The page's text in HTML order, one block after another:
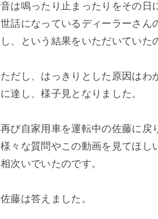
音は鳴ったり止まったりをその日
世話になっているディーラーさん
し、という結果をいただいていた
ただし、はっきりとした原因はわ
に達し、様子見となりました。
再び自家用車を運転中の佐藤に戻
様々な質問やこの動画を見てほし
相次いでいたのです。
佐藤は答えました。